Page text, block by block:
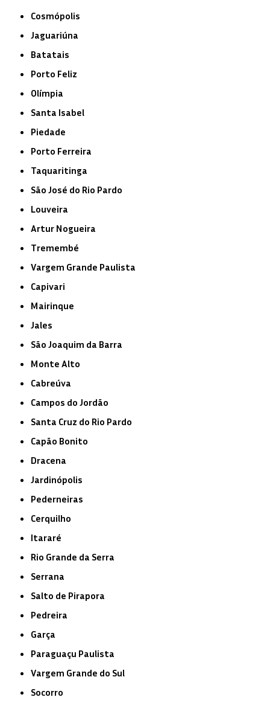
Cosmópolis
Jaguariúna
Batatais
Porto Feliz
Olímpia
Santa Isabel
Piedade
Porto Ferreira
Taquaritinga
São José do Rio Pardo
Louveira
Artur Nogueira
Tremembé
Vargem Grande Paulista
Capivari
Mairinque
Jales
São Joaquim da Barra
Monte Alto
Cabreúva
Campos do Jordão
Santa Cruz do Rio Pardo
Capão Bonito
Dracena
Jardinópolis
Pederneiras
Cerquilho
Itararé
Rio Grande da Serra
Serrana
Salto de Pirapora
Pedreira
Garça
Paraguaçu Paulista
Vargem Grande do Sul
Socorro